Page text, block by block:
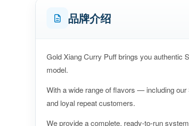
品牌介绍
Gold Xiang Curry Puff brings you authentic
model.
With a wide range of flavors — including
and loyal repeat customers.
We provide a complete, ready-to-run